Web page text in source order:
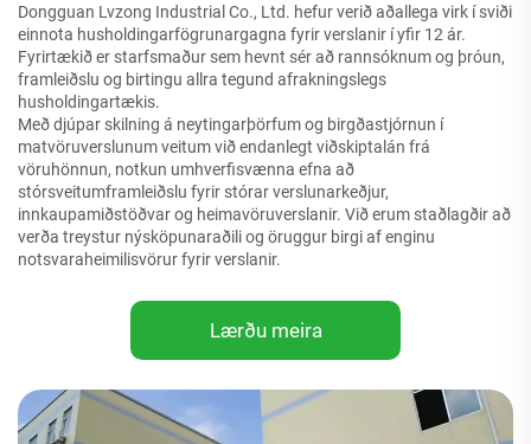
Dongguan Lvzong Industrial Co., Ltd. hefur verið aðallega virk í sviði
einnota husholdingarfögrunargagna fyrir verslanir í yfir 12 ár.
Fyrirtækið er starfsmaður sem hevnt sér að rannsóknum og þróun,
framleiðslu og birtingu allra tegund afrakningslegs
husholdingartækis.
Með djúpar skilning á neytingarþörfum og birgðastjórnun í
matvöruverslunum veitum við endanlegt viðskiptalán frá
vöruhönnun, notkun umhverfisvænna efna að
stórsveitumframleiðslu fyrir stórar verslunarkeðjur,
innkaupamiðstöðvar og heimavöruverslanir. Við erum staðlagðir að
verða treystur nýsköpunaraðili og öruggur birgi af enginu
notsvaraheimilisvörur fyrir verslanir.
Lærðu meira